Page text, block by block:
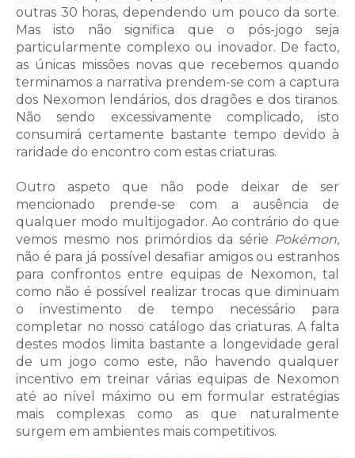
outras 30 horas, dependendo um pouco da sorte.
Mas isto não significa que o pós-jogo seja
particularmente complexo ou inovador. De facto,
as únicas missões novas que recebemos quando
terminamos a narrativa prendem-se com a captura
dos Nexomon lendários, dos dragões e dos tiranos.
Não sendo excessivamente complicado, isto
consumirá certamente bastante tempo devido à
raridade do encontro com estas criaturas.
Outro aspeto que não pode deixar de ser
mencionado prende-se com a ausência de
qualquer modo multijogador. Ao contrário do que
vemos mesmo nos primórdios da série Pokémon,
não é para já possível desafiar amigos ou estranhos
para confrontos entre equipas de Nexomon, tal
como não é possível realizar trocas que diminuam
o investimento de tempo necessário para
completar no nosso catálogo das criaturas. A falta
destes modos limita bastante a longevidade geral
de um jogo como este, não havendo qualquer
incentivo em treinar várias equipas de Nexomon
até ao nível máximo ou em formular estratégias
mais complexas como as que naturalmente
surgem em ambientes mais competitivos.